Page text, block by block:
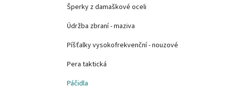
Šperky z damaškové oceli
Údržba zbraní - maziva
Píšťalky vysokofrekvenční - nouzové
Pera taktická
Páčidla